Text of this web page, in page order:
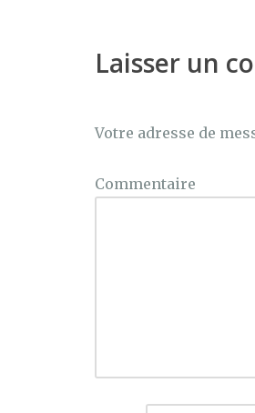
o
o
Laisser un
Votre adresse de
Commentaire